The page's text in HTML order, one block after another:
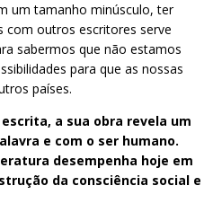
um tamanho minúsculo, ter
outros escritores serve
sabermos que não estamos
para que as nossas
países.
a sua obra revela um
e com o ser humano.
desempenha hoje em
da consciência social e